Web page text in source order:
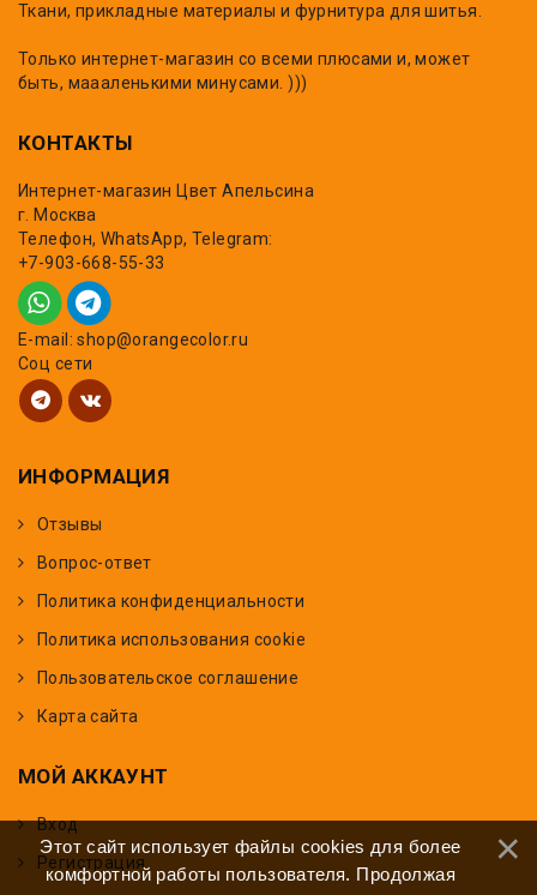
Ткани, прикладные материалы и фурнитура для шитья.
Только интернет-магазин со всеми плюсами и, может
быть, маааленькими минусами. )))
КОНТАКТЫ
Интернет-магазин Цвет Апельсина
г. Москва
Телефон, WhatsApp, Telegram:
+7-903-668-55-33
E-mail: shop@orangecolor.ru
Соц сети
ИНФОРМАЦИЯ
Отзывы
Вопрос-ответ
Политика конфиденциальности
Политика использования cookie
Пользовательское соглашение
Карта сайта
МОЙ АККАУНТ
Вход
Регистрация
Этот сайт использует файлы cookies для более
комфортной работы пользователя. Продолжая